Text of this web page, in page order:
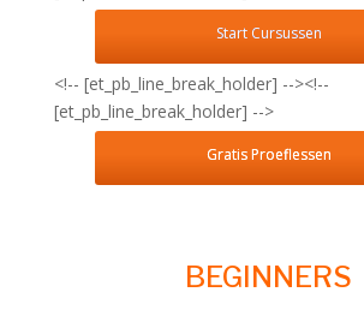
Start Cursussen
<!-- [et_pb_line_break_holder] --><!--
[et_pb_line_break_holder] -->
Gratis Proeflessen
BEGINNERS